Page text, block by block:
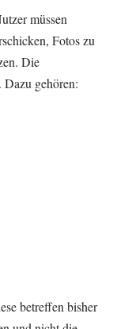
müssen
Fotos zu
Die
gehören:
betreffen bisher